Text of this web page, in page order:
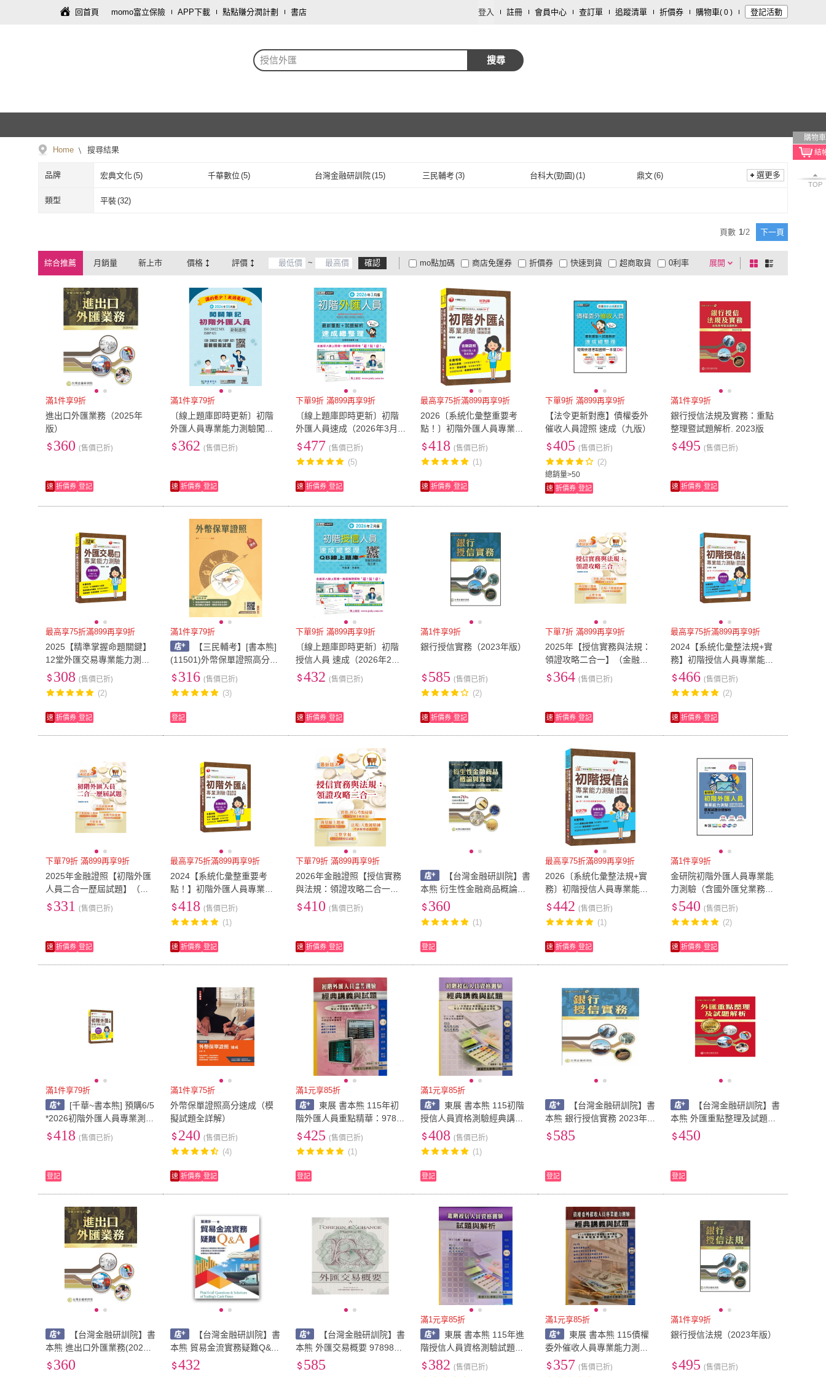
回首頁 momo富立保險 APP下載 點點賺分潤計劃 書店 登入 註冊 會員中心 查訂單 追蹤清單 折價券 購物車( 0 ) 登記活動
授信外匯 搜尋
購物車
TOP
Home 搜尋結果
品牌 宏典文化(5) 千華數位 (5) 台灣金融研訓院(15) 三民輔考(3) 台科大(勁園)(1) 鼎文(6)
宏典文化
取消 選更多
類型 平裝(32)
頁數 1/2 下一頁
綜合推薦 月銷量 新上市 價格 評價 ~ 確認 展開
折價券
有影片
商品有量 電視購物
mo點加碼 快速到貨 超商取貨
低溫宅配
大家電安心配
大家電快配
定期配/分次配
商店免運券 0利率
及以上 及以上 1 及以上
棋
盤
列
滿1件享9折
進出口外匯業務（2025年
版）
360 (售價已折)
速 折價券 登記
滿1件享79折
〔線上題庫即時更新〕初階
外匯人員專業能力測驗闖關
筆記六版（對應ISO 20022
MX電文格式
362 (售價已折)
速 折價券 登記
下單9折 滿899再享9折
〔線上題庫即時更新〕初階
外匯人員速成（2026年3月
版）〔適用2025年11月3日
起之測驗〕
477 (售價已折)
(5)
速 折價券 登記
最高享75折滿899再享9折
2026〔系統化彙整重要考
點！〕初階外匯人員專業測
驗重點整理+模擬試題
418 (售價已折)
(1)
速 折價券 登記
下單9折 滿899再享9折
【法令更新對應】債權委外
催收人員證照 速成（九版）
總銷量>50
405 (售價已折)
(2)
速 折價券 登記
滿1件享9折
銀行授信法規及實務：重點
整理暨試題解析. 2023版
495 (售價已折)
速 折價券 登記
最高享75折滿899再享9折
2025【精準掌握命題關鍵】
12堂外匯交易專業能力測驗
課（外匯交易專業能力測
308 (售價已折)
(2)
速 折價券 登記
滿1件享79折
【三民輔考】[書本熊]
(11501)外幣保單證照高分速
成(上榜生強烈推薦)9786267
316 (售價已折)
(3)
登記
下單9折 滿899再享9折
〔線上題庫即時更新〕初階
授信人員 速成（2026年2月
版）
432 (售價已折)
速 折價券 登記
滿1件享9折
銀行授信實務（2023年版）
585 (售價已折)
(2)
速 折價券 登記
下單7折 滿899再享9折
2025年【授信實務與法規：
領證攻略二合一】（金融考
照適用•收納大量試題•附贈線
上題庫）（4版）
364 (售價已折)
速 折價券 登記
最高享75折滿899再享9折
2024【系統化彙整法規+實
務】初階授信人員專業能力
測驗（重點統整+歷年試題）
466 (售價已折)
(2)
速 折價券 登記
下單79折 滿899再享9折
2025年金融證照【初階外匯
人員二合一歷屆試題】（金
融考照適用•收納大量試題•附
贈線上題庫）（4版）
331 (售價已折)
速 折價券 登記
最高享75折滿899再享9折
2024【系統化彙整重要考
點！】初階外匯人員專業測
驗重點整理+模擬試題（金融
證照-初階外匯人員專業測
驗）
418 (售價已折)
(1)
速 折價券 登記
下單79折 滿899再享9折
2026年金融證照【授信實務
與法規：領證攻略二合一】
（金融考照適用•收納大量試
題•附贈線上題庫）（5版）
410 (售價已折)
速 折價券 登記
【台灣金融研訓院】書
本熊 衍生性金融商品概論與
實務題庫指南2024年版：97
360
(1)
登記
最高享75折滿899再享9折
2026〔系統化彙整法規+實
務〕初階授信人員專業能力
測驗（重點統整+歷年試題）
〔七版〕
442 (售價已折)
(1)
速 折價券 登記
滿1件享9折
金研院初階外匯人員專業能
力測驗（含國外匯兌業務與
進出口外匯業務）歷屆試題
分類解析
540 (售價已折)
(2)
速 折價券 登記
滿1件享79折
[千華~書本熊] 預購6/5
*2026初階外匯人員專業測驗
重點整理+模擬試題（金融證
照-初階外匯人員專業測驗）
418 (售價已折)
登記
滿1件享75折
外幣保單證照高分速成（模
擬試題全詳解）
240 (售價已折)
(4)
速 折價券 登記
滿1元享85折
東展 書本熊 115年初
階外匯人員重點精華：9789
579235440
425 (售價已折)
(1)
登記
滿1元享85折
東展 書本熊 115初階
授信人員資格測驗經典講義
與試題：9789579235396
408 (售價已折)
(1)
登記
【台灣金融研訓院】書
本熊 銀行授信實務 2023年
版 9789863992547
585
登記
【台灣金融研訓院】書
本熊 外匯重點整理及試題解
析（2023年最新版）978986
450
登記
【台灣金融研訓院】書
本熊 進出口外匯業務(2025
年版)【適用2025年11月3日
360
【台灣金融研訓院】書
本熊 貿易金流實務疑難Q&A
9789863992257
432
【台灣金融研訓院】書
本熊 外匯交易概要 9789863
991847
585
滿1元享85折
東展 書本熊 115年進
階授信人員資格測驗試題與
解析 114/12出版：9789579
382 (售價已折)
滿1元享85折
東展 書本熊 115債權
委外催收人員專業能力測驗/
11412出版：978957923569
357 (售價已折)
滿1件享9折
銀行授信法規（2023年版）
495 (售價已折)